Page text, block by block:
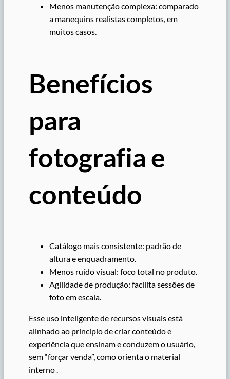
Menos manutenção complexa: comparado
a manequins realistas completos, em
muitos casos.
Benefícios
para
fotografia e
conteúdo
Catálogo mais consistente: padrão de
altura e enquadramento.
Menos ruído visual: foco total no produto.
Agilidade de produção: facilita sessões de
foto em escala.
Esse uso inteligente de recursos visuais está
alinhado ao princípio de criar conteúdo e
experiência que ensinam e conduzem o usuário,
sem “forçar venda”, como orienta o material
interno .